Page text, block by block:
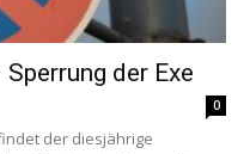
der Exe
0
der diesjährige